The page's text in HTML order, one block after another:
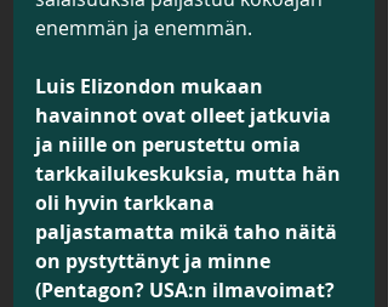
enemmän ja enemmän.
Luis Elizondon mukaan
havainnot ovat olleet jatkuvia
ja niille on perustettu omia
tarkkailukeskuksia, mutta hän
oli hyvin tarkkana
paljastamatta mikä taho näitä
on pystyttänyt ja minne
(Pentagon? USA:n ilmavoimat?